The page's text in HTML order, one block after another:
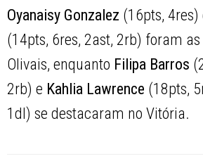
Oyanaisy Gonzalez (16pts, 4res)
(14pts, 6res, 2ast, 2rb) foram
Olivais, enquanto Filipa Barros
2rb) e Kahlia Lawrence (18pts,
1dl) se destacaram no Vitória.